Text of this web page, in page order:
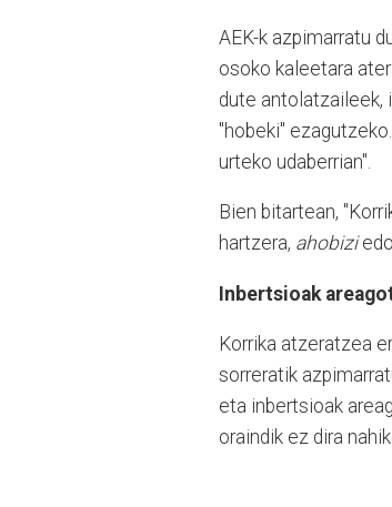
AEK-k azpimarratu
osoko kaleetara
dute antolatzaileek,
"hobeki"
urteko udaberrian".
Bien bitartean,
hartzera, ahobiziedo
Inbertsioak
Korrika atzeratzea
sorreratik
eta inbertsioak
oraindik ez dira